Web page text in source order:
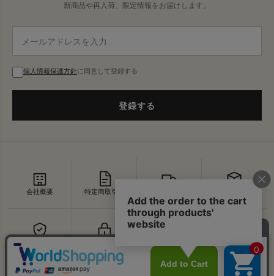
新商品や再入荷、限定情報をお届けします。
個人情報保護方針に同意して登録する
登録する
会社概要 特定商取引法
セキュリティ お問い合わせ